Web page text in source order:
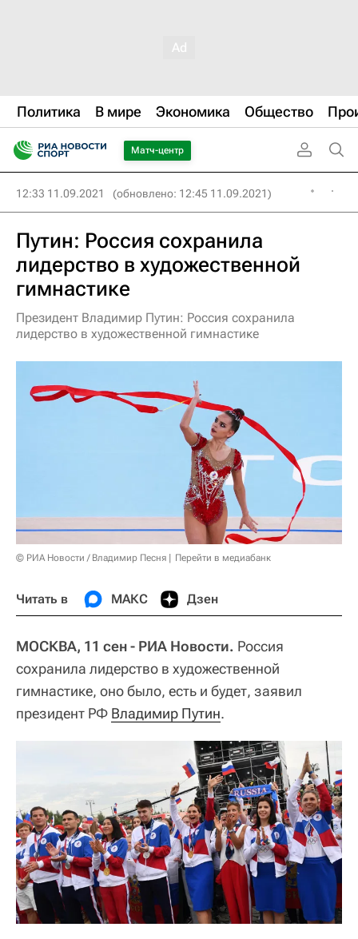
Политика В мире Экономика Общество
Матч-центр
12:33 11.09.2021 (обновлено: 12:45 11.09.2021)
Путин: Россия сохранила
лидерство в художественной
гимнастике
Президент Владимир Путин: Россия сохранила
лидерство в художественной гимнастике
© РИА Новости / Владимир Песня Перейти в медиабанк
Читать в МАКС Дзен
МОСКВА, 11 сен - РИА Новости. Россия
сохранила лидерство в художественной
гимнастике, оно было, есть и будет, заявил
президент РФ Владимир Путин.